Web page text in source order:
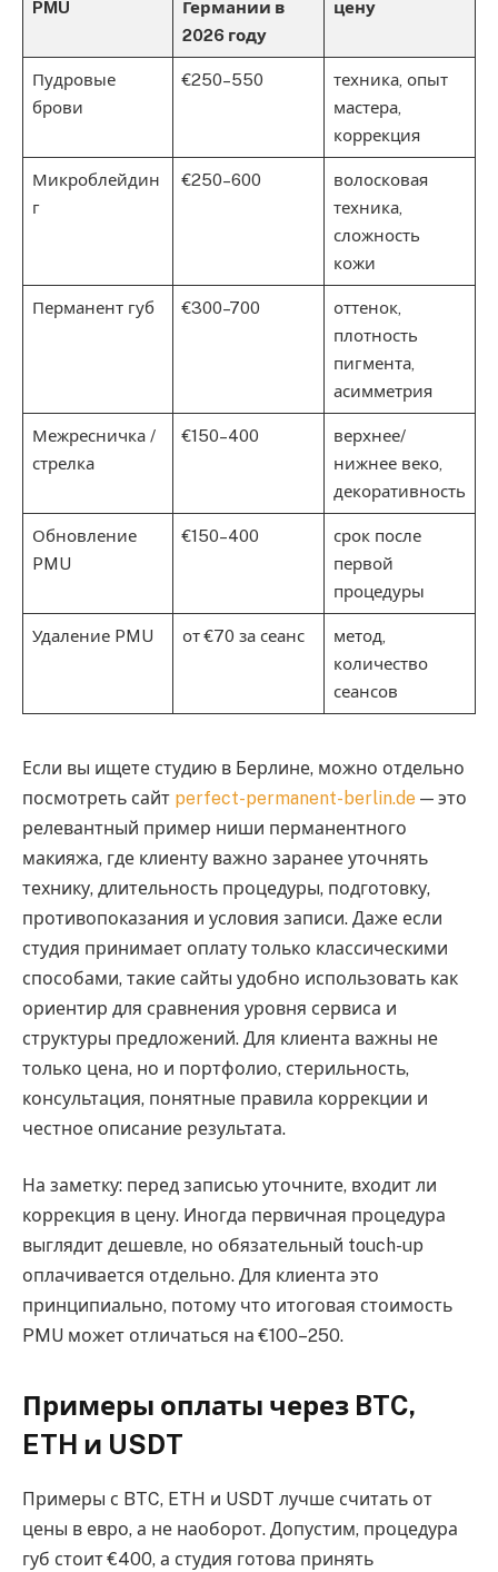
PMU
Германии в
2026 году
цену
Пудровые
брови
€250–550
техника, опыт
мастера,
коррекция
Микроблейдин
г
€250–600
волосковая
техника,
сложность
кожи
Перманент губ €300–700
оттенок,
плотность
пигмента,
асимметрия
Межресничка /
стрелка
€150–400
верхнее/
нижнее веко,
декоративность
Обновление
PMU
€150–400
срок после
первой
процедуры
Удаление PMU от €70 за сеанс
метод,
количество
сеансов
Если вы ищете студию в Берлине, можно отдельно
посмотреть сайт perfect-permanent-berlin.de — это
релевантный пример ниши перманентного
макияжа, где клиенту важно заранее уточнять
технику, длительность процедуры, подготовку,
противопоказания и условия записи. Даже если
студия принимает оплату только классическими
способами, такие сайты удобно использовать как
ориентир для сравнения уровня сервиса и
структуры предложений. Для клиента важны не
только цена, но и портфолио, стерильность,
консультация, понятные правила коррекции и
честное описание результата.
На заметку: перед записью уточните, входит ли
коррекция в цену. Иногда первичная процедура
выглядит дешевле, но обязательный touch-up
оплачивается отдельно. Для клиента это
принципиально, потому что итоговая стоимость
PMU может отличаться на €100–250.
Примеры оплаты через BTC,
ETH и USDT
Примеры с BTC, ETH и USDT лучше считать от
цены в евро, а не наоборот. Допустим, процедура
губ стоит €400, а студия готова принять